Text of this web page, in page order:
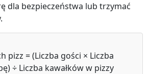
dla bezpieczeństwa lub trzymać
pizz = (Liczba gości × Liczba
÷ Liczba kawałków w pizzy